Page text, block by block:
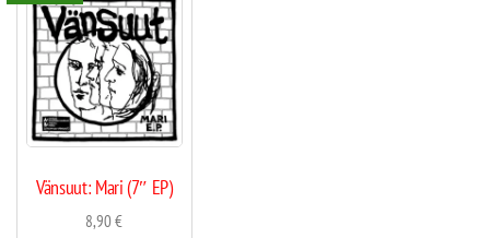
Vänsuut: Mari (7″ EP)
8,90€